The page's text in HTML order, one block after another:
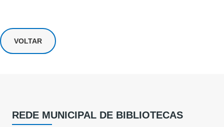
VOLTAR
REDE MUNICIPAL DE BIBLIOTECAS